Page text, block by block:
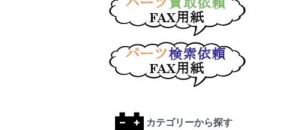
カテゴリーから探す